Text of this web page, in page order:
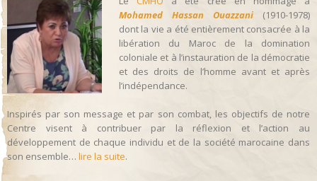
Mohamed Hassan Ouazzani (1910-1978)
dont la vie a été entièrement consacrée à la
libération du Maroc de la domination
coloniale et à l’instauration de la démocratie
et des droits de l’homme avant et après
l’indépendance.
Inspirés par son message et par son combat, les objectifs de notre
Centre visent à contribuer par la réflexion et l’action au
développement de chaque individu et de la société marocaine dans
son ensemble… lire la suite.